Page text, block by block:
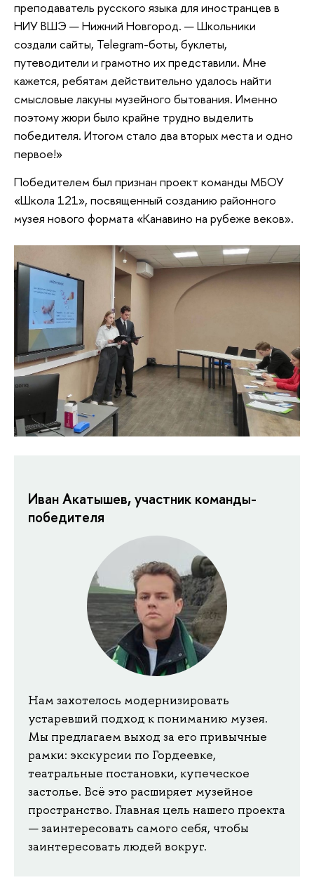
преподаватель русского языка для иностранцев в
НИУ ВШЭ — Нижний Новгород. — Школьники
создали сайты, Telegram-боты, буклеты,
путеводители и грамотно их представили. Мне
кажется, ребятам действительно удалось найти
смысловые лакуны музейного бытования. Именно
поэтому жюри было крайне трудно выделить
победителя. Итогом стало два вторых места и одно
первое!»
Победителем был признан проект команды МБОУ
«Школа 121», посвященный созданию районного
музея нового формата «Канавино на рубеже веков».
Иван Акатышев, участник команды-
победителя
Нам захотелось модернизировать
устаревший подход к пониманию музея.
Мы предлагаем выход за его привычные
рамки: экскурсии по Гордеевке,
театральные постановки, купеческое
застолье. Всё это расширяет музейное
пространство. Главная цель нашего проекта
— заинтересовать самого себя, чтобы
заинтересовать людей вокруг.